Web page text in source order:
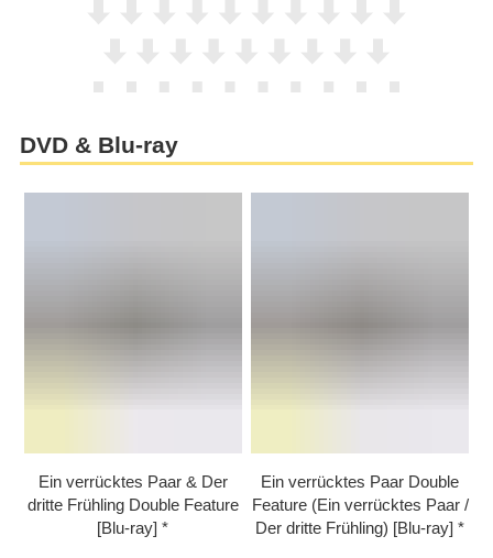
DVD & Blu-ray
Ein verrücktes Paar & Der
dritte Frühling Double Feature
[Blu-ray]
Ein verrücktes Paar Double
Feature (Ein verrücktes Paar /​
Der dritte Frühling) [Blu-ray]